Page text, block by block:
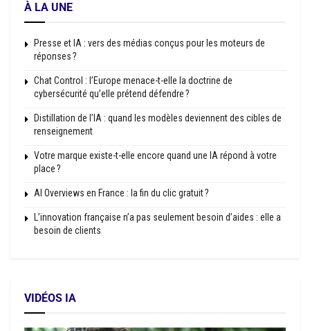
À LA UNE
Presse et IA : vers des médias conçus pour les moteurs de
réponses ?
Chat Control : l’Europe menace-t-elle la doctrine de
cybersécurité qu’elle prétend défendre ?
Distillation de l’IA : quand les modèles deviennent des cibles de
renseignement
Votre marque existe-t-elle encore quand une IA répond à votre
place ?
AI Overviews en France : la fin du clic gratuit ?
L’innovation française n’a pas seulement besoin d’aides : elle a
besoin de clients
VIDÉOS IA